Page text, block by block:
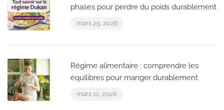
phases pour perdre du poids durablement
mars 25, 2026
Régime alimentaire : comprendre les
équilibres pour manger durablement
mars 11, 2026